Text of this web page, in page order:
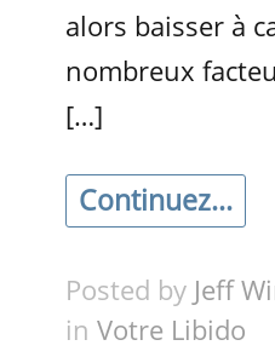
alors baisser à
nombreux
[…]
Continuez...
Posted by Jeff
in Votre Libido